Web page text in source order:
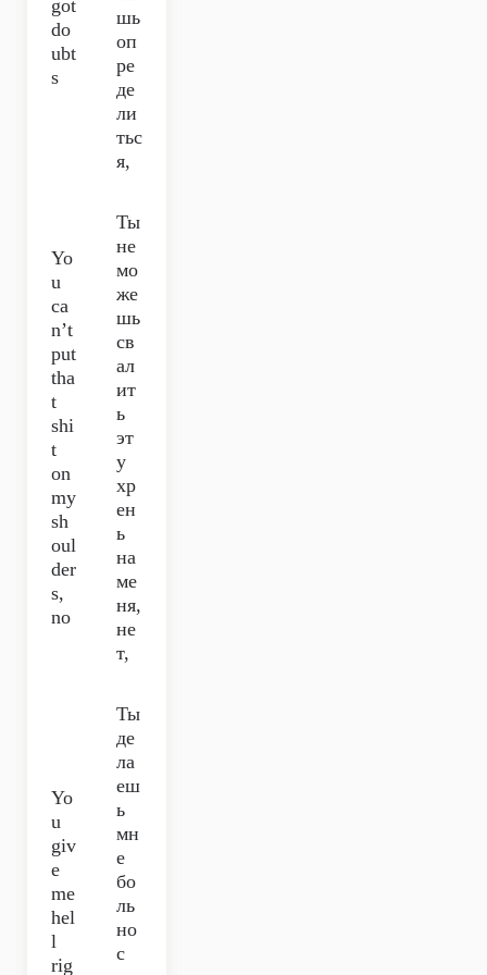
got
do
ubt
s
шь
оп
ре
де
ли
тьс
я,
Yo
u
ca
n’t
put
tha
t
shi
t
on
my
sh
oul
der
s,
no
Ты
не
мо
же
шь
св
ал
ит
ь
эт
у
хр
ен
ь
на
ме
ня,
не
т,
Yo
u
giv
e
me
hel
l
rig
Ты
де
ла
еш
ь
мн
е
бо
ль
но
с